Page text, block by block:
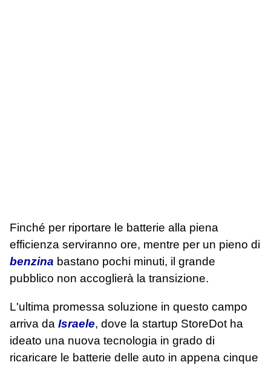
Finché per riportare le batterie alla piena
efficienza serviranno ore, mentre per un pieno di
benzina bastano pochi minuti, il grande
pubblico non accoglierà la transizione.
L'ultima promessa soluzione in questo campo
arriva da Israele, dove la startup StoreDot ha
ideato una nuova tecnologia in grado di
ricaricare le batterie delle auto in appena cinque